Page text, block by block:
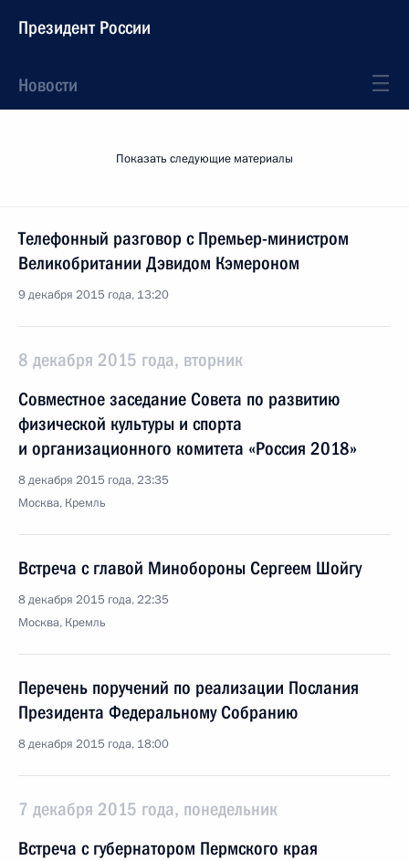
Президент России
Новости
Показать следующие материалы
Телефонный разговор с Премьер-министром
Великобритании Дэвидом Кэмероном
9 декабря 2015 года, 13:20
8 декабря 2015 года, вторник
Совместное заседание Совета по развитию
физической культуры и спорта
и организационного комитета «Россия 2018»
8 декабря 2015 года, 23:35
Москва, Кремль
Встреча с главой Минобороны Сергеем Шойгу
8 декабря 2015 года, 22:35
Москва, Кремль
Перечень поручений по реализации Послания
Президента Федеральному Собранию
8 декабря 2015 года, 18:00
7 декабря 2015 года, понедельник
Встреча с губернатором Пермского края